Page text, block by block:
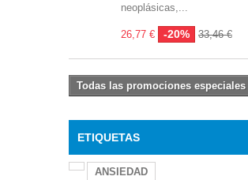
neoplásicas,...
26,77 € -20% 33,46 €
Todas las promociones especiales
ETIQUETAS
ANSIEDAD